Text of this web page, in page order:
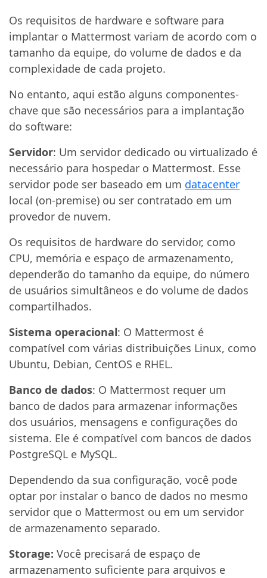
Os requisitos de hardware e software para
implantar o Mattermost variam de acordo com o
tamanho da equipe, do volume de dados e da
complexidade de cada projeto.
No entanto, aqui estão alguns componentes-
chave que são necessários para a implantação
do software:
Servidor: Um servidor dedicado ou virtualizado é
necessário para hospedar o Mattermost. Esse
servidor pode ser baseado em um datacenter
local (on-premise) ou ser contratado em um
provedor de nuvem.
Os requisitos de hardware do servidor, como
CPU, memória e espaço de armazenamento,
dependerão do tamanho da equipe, do número
de usuários simultâneos e do volume de dados
compartilhados.
Sistema operacional: O Mattermost é
compatível com várias distribuições Linux, como
Ubuntu, Debian, CentOS e RHEL.
Banco de dados: O Mattermost requer um
banco de dados para armazenar informações
dos usuários, mensagens e configurações do
sistema. Ele é compatível com bancos de dados
PostgreSQL e MySQL.
Dependendo da sua configuração, você pode
optar por instalar o banco de dados no mesmo
servidor que o Mattermost ou em um servidor
de armazenamento separado.
Storage: Você precisará de espaço de
armazenamento suficiente para arquivos e